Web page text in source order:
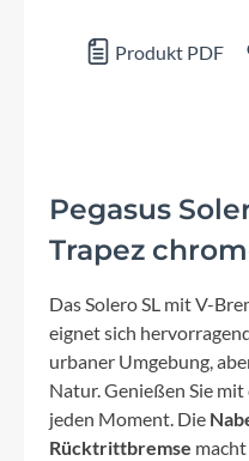
Produkt PDF
Pegasus
Trapez
Das Solero SL mit V-
eignet sich
urbaner Umgebung,
Natur. Genießen Sie
jeden Moment. Die
Rücktrittbremse